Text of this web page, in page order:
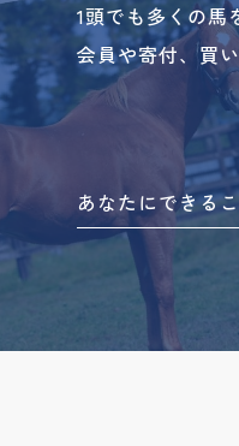
1頭でも多くの馬
会員や寄付、買
あなたにできる